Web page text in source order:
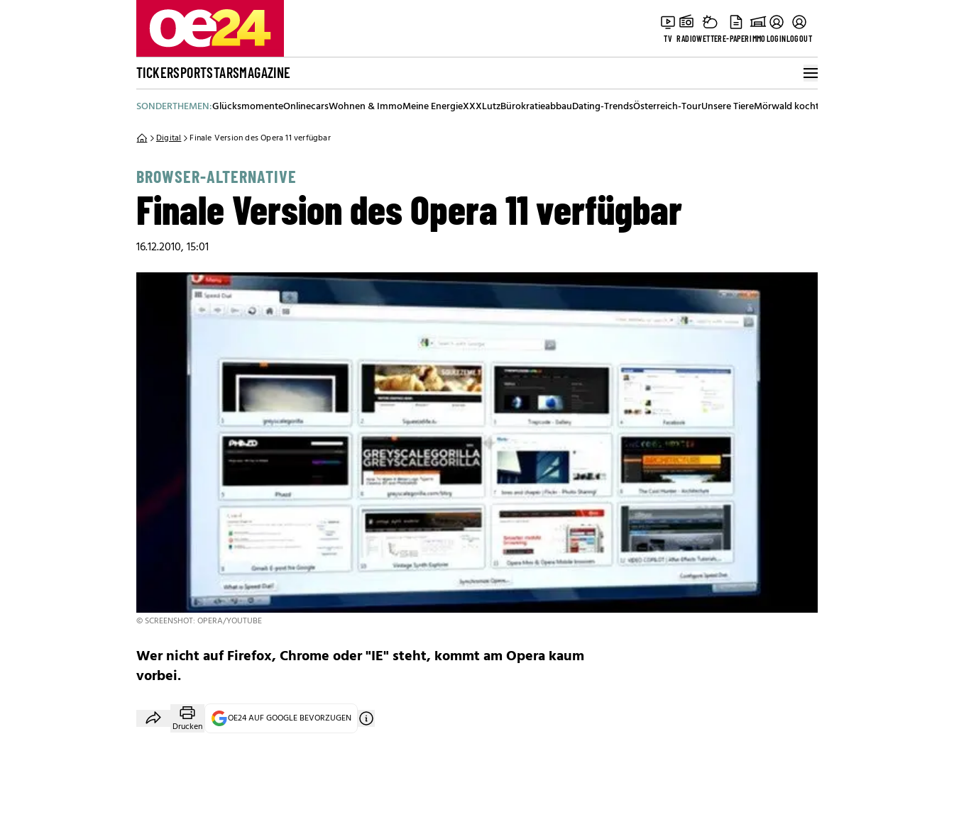
TV RADIOWETTERE-PAPERIMMOLOGINLOGOUT
TICKERSPORTSTARSMAGAZINE
SONDERTHEMEN:GlücksmomenteOnlinecarsWohnen & ImmoMeine EnergieXXXLutzBürokratieabbauDating-TrendsÖsterreich-TourUnsere TiereMörwald kocht
Digital Finale Version des Opera 11 verfügbar
BROWSER-ALTERNATIVE
Finale Version des Opera 11 verfügbar
16.12.2010, 15:01
© SCREENSHOT: OPERA/YOUTUBE
Wer nicht auf Firefox, Chrome oder "IE" steht, kommt am Opera kaum
vorbei.
Drucken
OE24 AUF GOOGLE BEVORZUGEN